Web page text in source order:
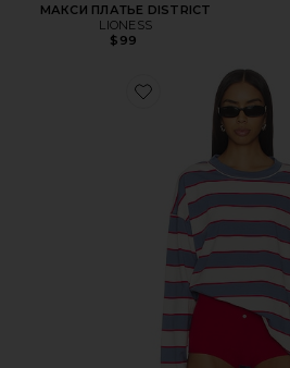
МАКСИ ПЛАТЬЕ DISTRICT
LIONESS
$99
Favorite ТОП HORIZON